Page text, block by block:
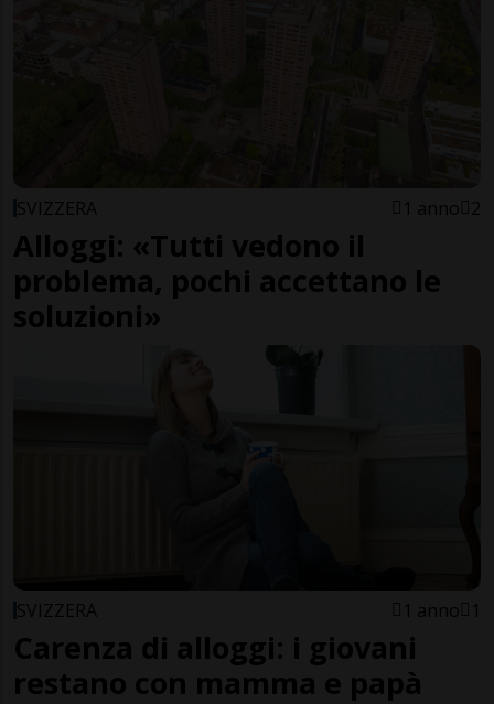
SVIZZERA 1 anno 2
Alloggi: «Tutti vedono il
problema, pochi accettano le
soluzioni»
SVIZZERA 1 anno 1
Carenza di alloggi: i giovani
restano con mamma e papà